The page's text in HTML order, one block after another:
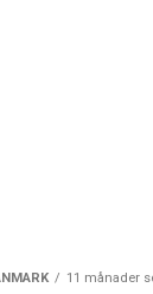
11 månader